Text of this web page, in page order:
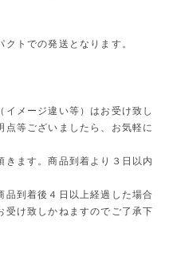
トでの発送となります。
メージ違い等）はお受け致し
等ございましたら、お気軽に
ます。商品到着より３日以内
到着後４日以上経過した場合
受け致しかねますのでご了承下